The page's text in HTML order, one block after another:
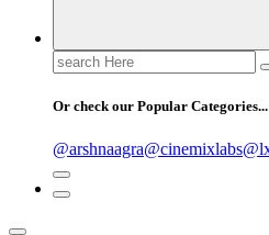
Search
for:
Or check our Popular Categories...
@arshnaagra@cinemixlabs